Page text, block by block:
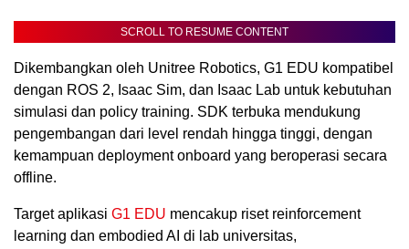
SCROLL TO RESUME CONTENT
Dikembangkan oleh Unitree Robotics, G1 EDU kompatibel
dengan ROS 2, Isaac Sim, dan Isaac Lab untuk kebutuhan
simulasi dan policy training. SDK terbuka mendukung
pengembangan dari level rendah hingga tinggi, dengan
kemampuan deployment onboard yang beroperasi secara
offline.
Target aplikasi G1 EDU mencakup riset reinforcement
learning dan embodied AI di lab universitas,